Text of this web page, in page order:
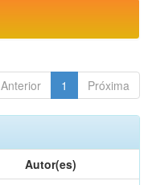
Anterior 1 Próxima
Autor(es)